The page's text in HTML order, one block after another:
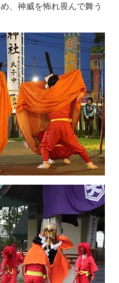
、神威を怖れ畏んで舞う